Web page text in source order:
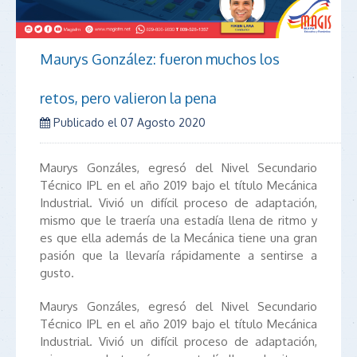
Maurys González: fueron muchos los
retos, pero valieron la pena
Publicado el 07 Agosto 2020
Maurys Gonzáles, egresó del Nivel Secundario
Técnico IPL en el año 2019 bajo el título Mecánica
Industrial. Vivió un difícil proceso de adaptación,
mismo que le traería una estadía llena de ritmo y
es que ella además de la Mecánica tiene una gran
pasión que la llevaría rápidamente a sentirse a
gusto.
Maurys Gonzáles, egresó del Nivel Secundario
Técnico IPL en el año 2019 bajo el título Mecánica
Industrial. Vivió un difícil proceso de adaptación,